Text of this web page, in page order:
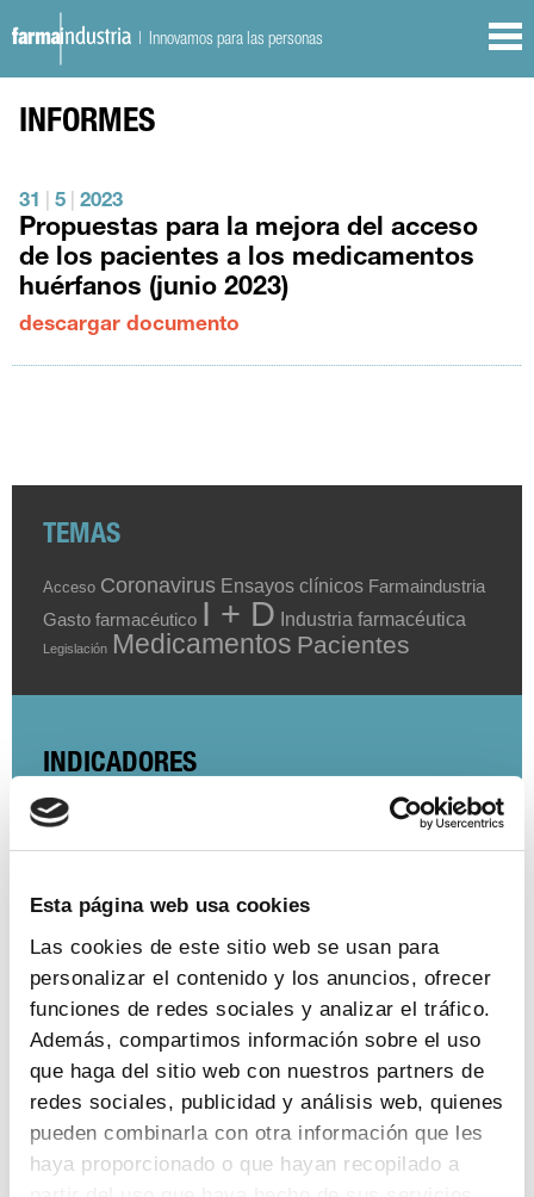
Esta página web usa cookies
Las cookies de este sitio web se usan para
personalizar el contenido y los anuncios, ofrecer
funciones de redes sociales y analizar el tráfico.
Además, compartimos información sobre el uso
que haga del sitio web con nuestros partners de
redes sociales, publicidad y análisis web, quienes
pueden combinarla con otra información que les
haya proporcionado o que hayan recopilado a
| Innovamos para las personas
INFORMES
31 5 2023
Propuestas para la mejora del acceso
de los pacientes a los medicamentos
huérfanos (junio 2023)
descargar documento
TEMAS
Acceso Coronavirus Ensayos clínicos Farmaindustria
Gasto farmacéutico I + D Industria farmacéutica
Legislación Medicamentos Pacientes
INDICADORES
El valor estratégico de la industria
Encuesta de empleo en la industria
farmacéutica (2023)
ver más